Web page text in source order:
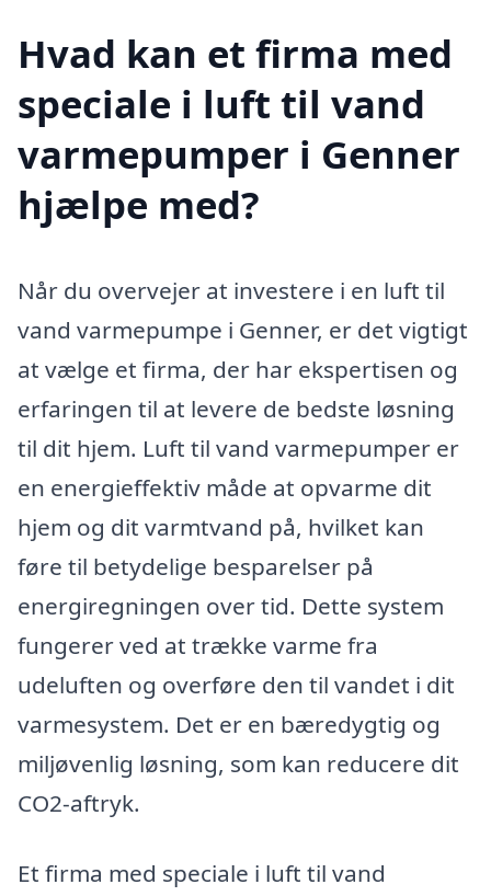
Hvad kan et firma med
speciale i luft til vand
varmepumper i Genner
hjælpe med?
Når du overvejer at investere i en luft til
vand varmepumpe i Genner, er det vigtigt
at vælge et firma, der har ekspertisen og
erfaringen til at levere de bedste løsning
til dit hjem. Luft til vand varmepumper er
en energieffektiv måde at opvarme dit
hjem og dit varmtvand på, hvilket kan
føre til betydelige besparelser på
energiregningen over tid. Dette system
fungerer ved at trække varme fra
udeluften og overføre den til vandet i dit
varmesystem. Det er en bæredygtig og
miljøvenlig løsning, som kan reducere dit
CO2-aftryk.
Et firma med speciale i luft til vand